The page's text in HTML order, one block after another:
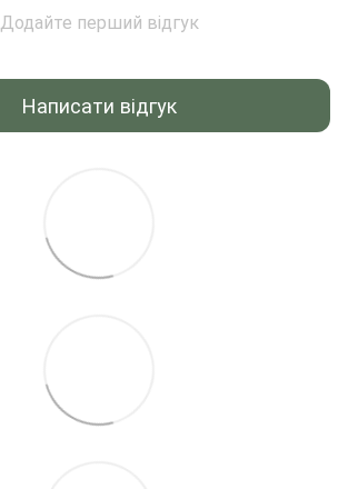
Додайте перший відгук
Написати відгук